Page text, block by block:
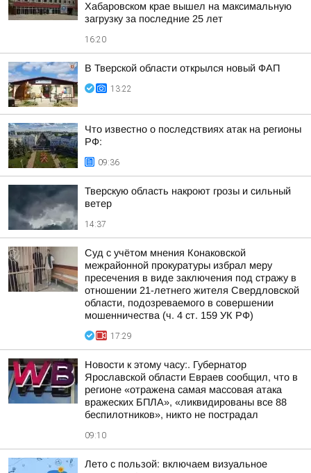
Хабаровском крае вышел на максимальную
загрузку за последние 25 лет
16:20
В Тверской области открылся новый ФАП
13:22
Что известно о последствиях атак на регионы
РФ:
09:36
Тверскую область накроют грозы и сильный
ветер
14:37
Суд с учётом мнения Конаковской
межрайонной прокуратуры избрал меру
пресечения в виде заключения под стражу в
отношении 21-летнего жителя Свердловской
области, подозреваемого в совершении
мошенничества (ч. 4 ст. 159 УК РФ)
17:29
Новости к этому часу:. Губернатор
Ярославской области Евраев сообщил, что в
регионе «отражена самая массовая атака
вражеских БПЛА», «ликвидированы все 88
беспилотников», никто не пострадал
09:10
Лето с пользой: включаем визуальное